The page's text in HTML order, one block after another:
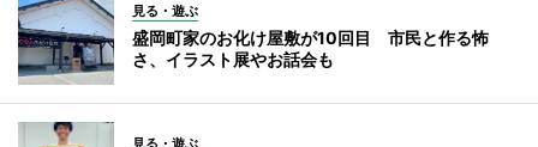
見る・遊ぶ
盛岡町家のお化け屋敷が10回目 市民と作る怖
さ、イラスト展やお話会も
見る・遊ぶ